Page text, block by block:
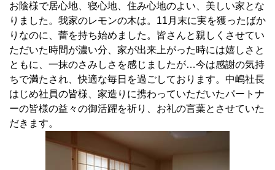
お陰様で居心地、寝心地、住み心地のよい、美しい家とな
りました。我家のレモンの木は。11月末に実を獲ったばか
りなのに、蕾を持ち始めました。皆さんと親しくさせてい
ただいた時間が濃い分、家が出来上がった時には嬉しさと
ともに、一抹のさみしさを感じましたが…今は感謝の気持
ちで満たされ、快適な毎日を過ごしております。中嶋社長
はじめ社員の皆様、家造りに携わっていただいたパートナ
ーの皆様の益々の御活躍を祈り、お礼の言葉とさせていた
だきます。